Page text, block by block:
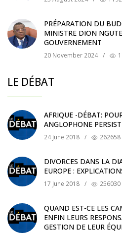
PRÉPARATION DU
MINISTRE DION
GOUVERNEMENT
20 November 2024 /
LE DÉBAT
AFRIQUE -DÉBAT:
ANGLOPHONE
24 June 2018 / 262658
DIVORCES DANS LA
EUROPE :
17 June 2018 / 256030
QUAND EST-CE LES
ENFIN LEURS
GESTION DE LEUR